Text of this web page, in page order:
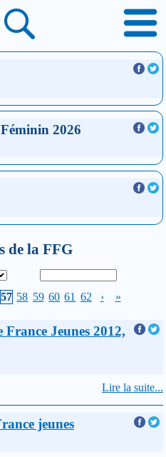
2026
de la FFG
57 58 59 60 61 62 › »
Jeunes 2012,
Lire la suite...
jeunes